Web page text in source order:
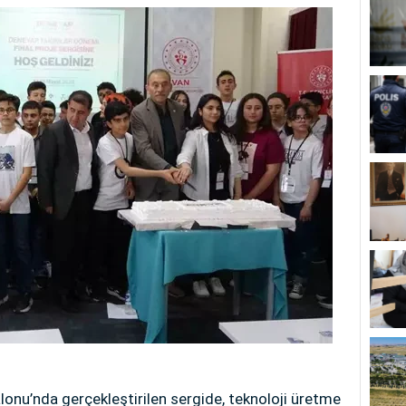
gerçekleştirilen sergide, teknoloji üretme